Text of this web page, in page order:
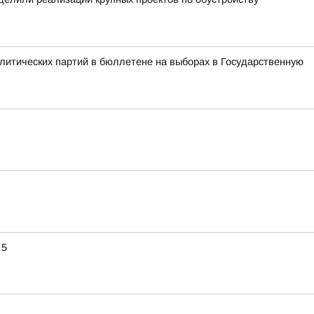
партий в бюллетене на выборах в Государственную